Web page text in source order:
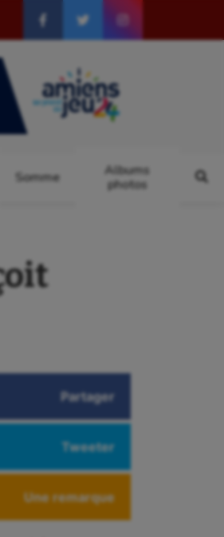
Somme
Albums
photos
Partager
Tweeter
Une remarque